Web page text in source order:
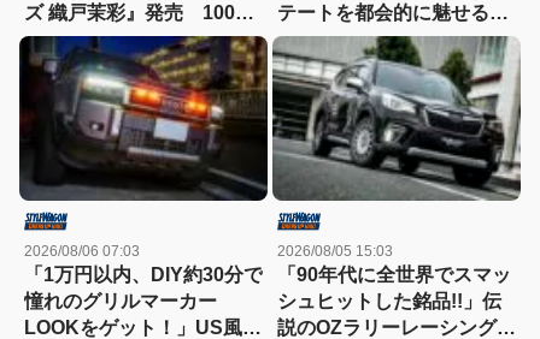
ズ 織戸茉彩』発売 100個
限定でパッケージには自筆
サイン入り
テートを都会的に魅せる、
モデリスタのディーラーで
買える流麗スタイル
2026/08/06 07:03
「1万円以内、DIY約30分で
憧れのグリルマーカー
LOOKをゲット！」US風の
2026/08/05 15:03
「90年代に全世界でスマッ
シュヒットした銘品!!」伝
説のOZラリーレーシングを